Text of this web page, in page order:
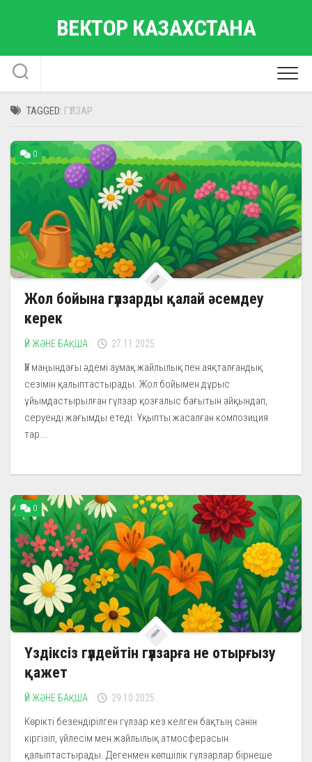
ВЕКТОР КАЗАХСТАНА
TAGGED: ГҮЛЗАР
0
Жол бойына гүлзарды қалай әсемдеу
керек
ҮЙ ЖӘНЕ БАҚША 27.11.2025
Үй маңындағы әдемі аумақ жайлылық пен аяқталғандық
сезімін қалыптастырады. Жол бойымен дұрыс
ұйымдастырылған гүлзар қозғалыс бағытын айқындап,
серуенді жағымды етеді. Ұқыпты жасалған композиция
тар...
0
Үздіксіз гүлдейтін гүлзарға не отырғызу
қажет
ҮЙ ЖӘНЕ БАҚША 29.10.2025
Көрікті безендірілген гүлзар кез келген бақтың сәнін
кіргізіп, үйлесім мен жайлылық атмосферасын
қалыптастырады. Дегенмен көпшілік гүлзарлар бірнеше